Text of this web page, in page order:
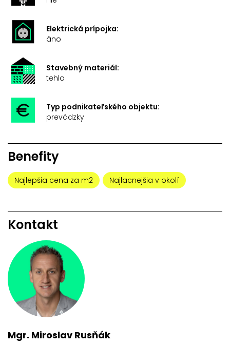
Elektrická prípojka:
áno
Stavebný materiál:
tehla
Typ podnikateľského objektu:
prevádzky
Benefity
Najlepšia cena za m2 Najlacnejšia v okolí
Kontakt
Mgr. Miroslav Rusňák